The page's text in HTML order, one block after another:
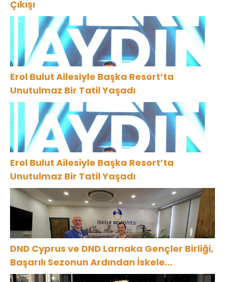
Çıkışı
Erol Bulut Ailesiyle Başka Resort’ta
Unutulmaz Bir Tatil Yaşadı
Erol Bulut Ailesiyle Başka Resort’ta
Unutulmaz Bir Tatil Yaşadı
DND Cyprus ve DND Larnaka Gençler Birliği,
Başarılı Sezonun Ardından İskele
Belediyesi’nde Bir Araya Geldi